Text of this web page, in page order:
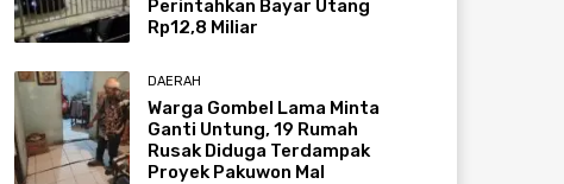
Perintahkan Bayar Utang
Rp12,8 Miliar
DAERAH
Warga Gombel Lama Minta
Ganti Untung, 19 Rumah
Rusak Diduga Terdampak
Proyek Pakuwon Mal